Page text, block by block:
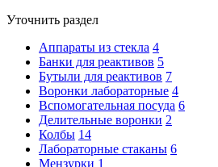
Уточнить раздел
Аппараты из стекла 4
Банки для реактивов 5
Бутыли для реактивов 7
Воронки лабораторные 4
Вспомогательная посуда 6
Делительные воронки 2
Колбы 14
Лабораторные стаканы 6
Мензурки 1